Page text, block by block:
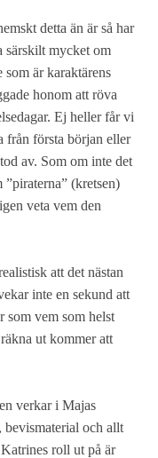
detta än är så har
särskilt mycket om
som är karaktärens
honom att röva
Ej heller får vi
från första början eller
av. Som om inte det
(kretsen)
veta vem den
att det nästan
inte en sekund att
som vem som helst
ut kommer att
verkar i Majas
bevismaterial och allt
roll ut på är